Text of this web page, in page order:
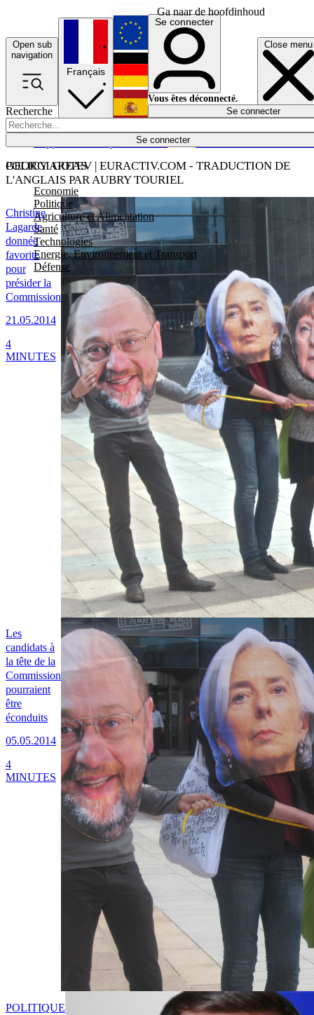
Ga naar de hoofdinhoud
Open sub
navigation
Close menu
Recherche
Se connecter
POLICY AREAS
Economie
Politique
Agriculture et Alimentation
Santé
Technologies
Energie, Environnement et Transport
Défense
Économie
Français
English
Deutsch
Español
Se connecter
Vous êtes déconnecté.
Se connecter
GEORGI GOTEV | EURACTIV.COM - TRADUCTION DE
L'ANGLAIS PAR AUBRY TOURIEL
Christine
Lagarde
donnée
favorite
pour
présider la
Commission
21.05.2014
4
MINUTES
Les
candidats à
la tête de la
Commission
pourraient
être
éconduits
05.05.2014
4
MINUTES
POLITIQUE